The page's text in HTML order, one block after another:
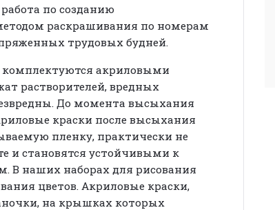
по созданию
раскрашивания по номерам
трудовых будней.
акриловыми
растворителей, вредных
До момента высыхания
краски после высыхания
пленку, практически не
и становятся устойчивыми к
В наших наборах для рисования
цветов. Акриловые краски,
на крышках которых